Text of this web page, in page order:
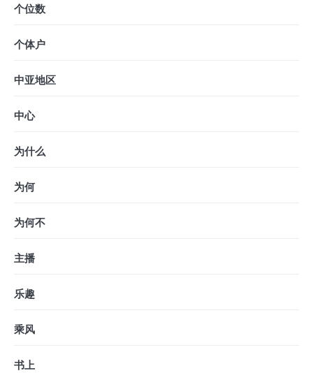
个位数
个体户
中亚地区
中心
为什么
为何
为何不
主播
乐趣
乘风
书上